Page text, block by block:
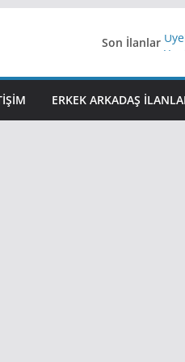
Son İlanlar
ERKEK ARKADAŞ